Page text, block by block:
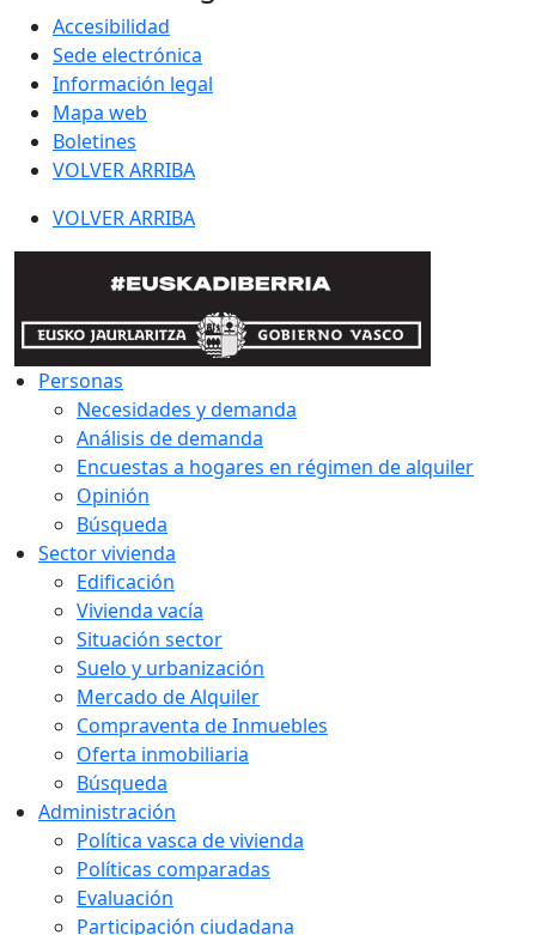
Accesibilidad
Sede electrónica
Información legal
Mapa web
Boletines
VOLVER ARRIBA
VOLVER ARRIBA
Personas
Necesidades y demanda
Análisis de demanda
Encuestas a hogares en régimen de alquiler
Opinión
Búsqueda
Sector vivienda
Edificación
Vivienda vacía
Situación sector
Suelo y urbanización
Mercado de Alquiler
Compraventa de Inmuebles
Oferta inmobiliaria
Búsqueda
Administración
Política vasca de vivienda
Políticas comparadas
Evaluación
Participación ciudadana